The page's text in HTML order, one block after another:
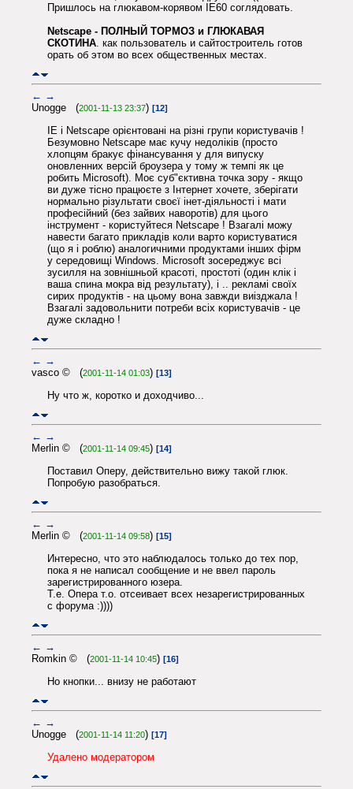
Пришлось на глюкавом-корявом IE60 соглядовать.
Netscape - ПОЛНЫЙ ТОРМОЗ и ГЛЮКАВАЯ
СКОТИНА . как пользователь и сайтостроитель готов
орать об этом во всех общественных местах.
← →
Unogge (2001-11-13 23:37) [12]
IE і Netscape орієнтовані на різні групи користувачів !
Безумовно Netscape має кучу недоліків (просто
хлопцям бракує фінансування у для випуску
оновленних версій броузера у тому ж темпі як це
робить Microsoft). Моє суб"єктивна точка зору - якщо
ви дуже тісно працюєте з Інтернет хочете, зберігати
нормально різультати своєї інет-діяльності і мати
професійний (без зайвих наворотів) для цього
інструмент - користуйтеся Netscape ! Взагалі можу
навести багато прикладів коли варто користуватися
(що я і роблю) аналогичними продуктами інших фірм
у середовищі Windows. Microsoft зосереджує всі
зусилля на зовнішньой красоті, простоті (один клік і
ваша спина мокра від результату), і .. рекламі своїх
сирих продуктів - на цьому вона завжди виізджала !
Взагалі задовольнити потреби всіх користувачів - це
дуже складно !
← →
vasco © (2001-11-14 01:03) [13]
Ну что ж, коротко и доходчиво...
← →
Merlin © (2001-11-14 09:45) [14]
Поставил Оперу, действительно вижу такой глюк.
Попробую разобраться.
← →
Merlin © (2001-11-14 09:58) [15]
Интересно, что это наблюдалось только до тех пор,
пока я не написал сообщение и не ввел пароль
зарегистрированного юзера.
Т.е. Опера т.о. отсеивает всех незарегистрированных
с форума :))))
← →
Romkin © (2001-11-14 10:45) [16]
Но кнопки... внизу не работают
← →
Unogge (2001-11-14 11:20) [17]
Удалено модератором